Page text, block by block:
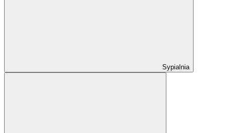
Sypialnia